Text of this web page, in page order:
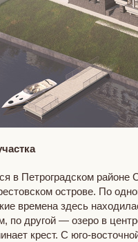
в Петроградском районе
острове. По
времена здесь
по другой — озеро в
крест. С юго-